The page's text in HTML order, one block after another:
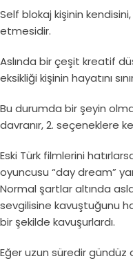
Self blokaj kişinin kendisini,
etmesidir.
Aslında bir çeşit kreatif
eksikliği kişinin hayatını
Bu durumda bir şeyin
davranır, 2. seçeneklere
Eski Türk filmlerini
oyuncusu “day dream”
Normal şartlar altında
sevgilisine kavuştuğunu
bir şekilde kavuşurlardı.
Eğer uzun süredir gündüz